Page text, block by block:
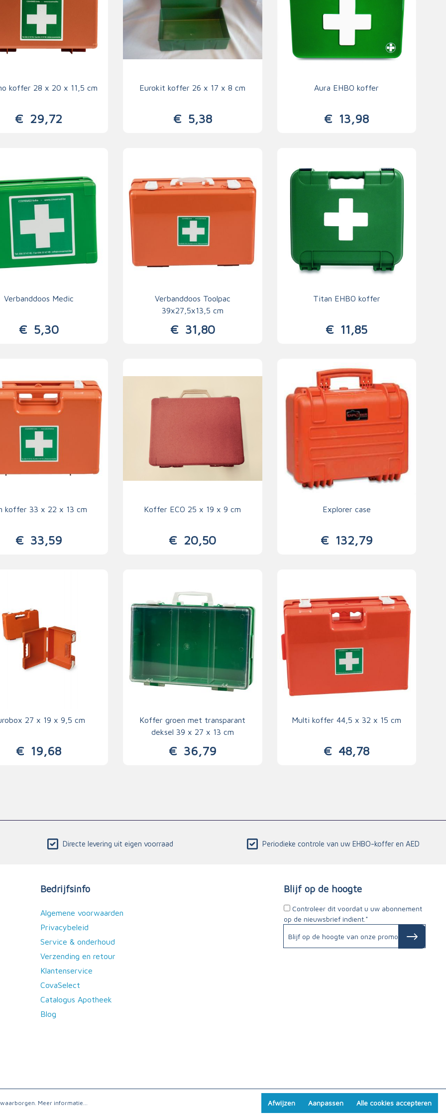
koffer 28 x 20 x 11,5 cm
€ 29,72
Eurokit koffer 26 x 17 x 8 cm
€5,38
Aura EHBO koffer
€ 13,98
Verbanddoos Medic
€5,30
Verbanddoos Toolpac
39x27,5x13,5 cm
€31,80
Titan EHBO koffer
€ 11,85
koffer 33 x 22 x 13 cm
€33,59
Koffer ECO 25 x 19 x 9 cm
€ 20,50
Explorer case
€132,79
27 x 19 x 9,5 cm
€ 19,68
Koffer groen met transparant
deksel 39 x 27 x 13 cm
€36,79
Multi koffer 44,5 x 32 x 15 cm
€ 48,78
Directe levering uit eigen voorraad Periodieke controle van uw EHBO-koffer en AED
Bedrijfsinfo
Algemene voorwaarden
Privacybeleid
Service & onderhoud
Verzending en retour
Klantenservice
CovaSelect
Catalogus Apotheek
Blog
Blijf op de hoogte
Controleer dit voordat u uw abonnement
op de nieuwsbrief indient.*
Meer informatie... Afwijzen Aanpassen Alle cookies accepteren